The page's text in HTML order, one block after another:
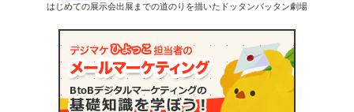
はじめての展示会出展までの道のりを描いたドッタンバッタン劇場